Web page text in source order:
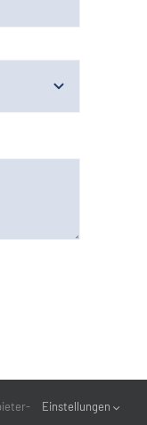
Einstellungen